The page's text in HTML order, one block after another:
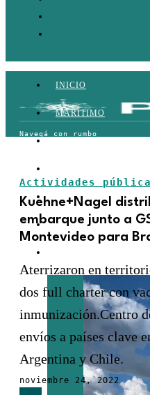
INICIO
MARÍTIMO
FERROVIARIO
LOGÍSTICA
Actividades
Kuehne+Nagel
embarque junto a
Montevideo para
Aterrizaron en
dos full charter con
inmunización.Centro
envíos a países clave
Argentina y Chile.
noviembre 24, 2022